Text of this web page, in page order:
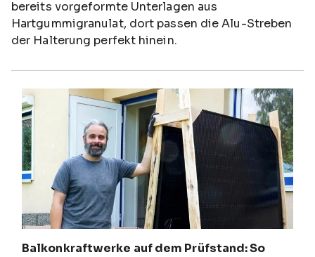
bereits vorgeformte Unterlagen aus
Hartgummigranulat, dort passen die Alu-Streben
der Halterung perfekt hinein.
Balkonkraftwerke auf dem Prüfstand: So